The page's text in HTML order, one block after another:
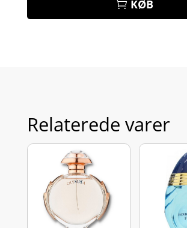
KØB
Relaterede varer